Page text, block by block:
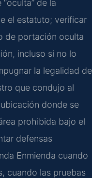
de la
el estatuto; verificar
de portación oculta
incluso si no lo
la legalidad de
que condujo al
donde se
prohibida bajo el
defensas
Enmienda cuando
cuando las pruebas